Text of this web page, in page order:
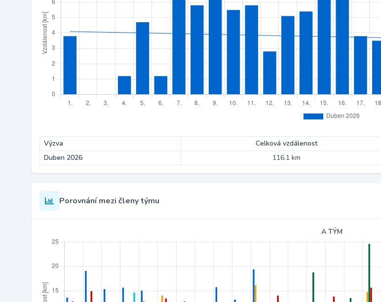
Výzva Celková vzdálenost
Duben 2026
116.1 km
Porovnání mezi členy týmu
A TÝM